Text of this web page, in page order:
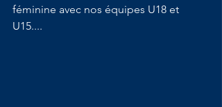
féminine avec nos équipes U18 et
U15....